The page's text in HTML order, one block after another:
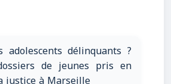
délinquants ?
de jeunes pris en